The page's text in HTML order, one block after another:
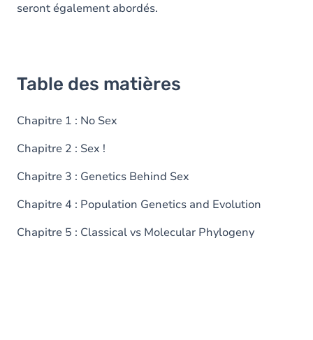
seront également abordés.
Table des matières
Chapitre 1 : No Sex
Chapitre 2 : Sex !
Chapitre 3 : Genetics Behind Sex
Chapitre 4 : Population Genetics and Evolution
Chapitre 5 : Classical vs Molecular Phylogeny